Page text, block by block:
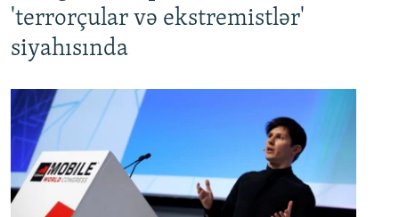
'terrorçular və ekstremistlər'
siyahısında